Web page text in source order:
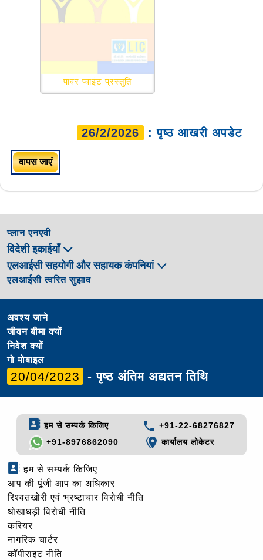
पावर प्वाइंट प्रस्तुति
26/2/2026 : पृष्ठ आखरी अपडेट
वापस जाएं
प्लान एनएवी
विदेशी इकाईयाँ
एलआईसी सहयोगी और सहायक कंपनियां
एलआईसी त्वरित सुझाव
अवश्य जाने
जीवन बीमा क्यों
निवेश क्यों
गो मोबाइल
20/04/2023 - पृष्ठ अंतिम अद्यतन तिथि
हम से सम्पर्क किजिए
+91-22-68276827
+91-8976862090
कार्यालय लोकेटर
हम से सम्पर्क किजिए
आप की पूंजी आप का अधिकार
रिश्वतखोरी एवं भ्रष्टाचार विरोधी नीति
धोखाधड़ी विरोधी नीति
करियर
नागरिक चार्टर
कॉपीराइट नीति